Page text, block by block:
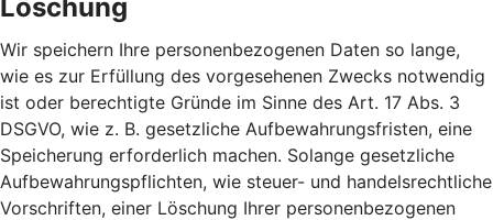
Löschung
Wir speichern Ihre personenbezogenen Daten so lange,
wie es zur Erfüllung des vorgesehenen Zwecks notwendig
ist oder berechtigte Gründe im Sinne des Art. 17 Abs. 3
DSGVO, wie z. B. gesetzliche Aufbewahrungsfristen, eine
Speicherung erforderlich machen. Solange gesetzliche
Aufbewahrungspflichten, wie steuer- und handelsrechtliche
Vorschriften, einer Löschung Ihrer personenbezogenen